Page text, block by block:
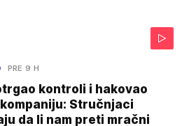
PRE 9 H
kontroli i hakovao
Stručnjaci
da li nam preti mračni